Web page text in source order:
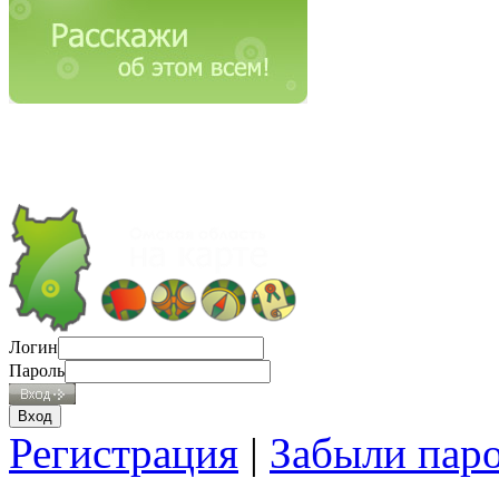
Логин
Пароль
Регистрация | Забыли